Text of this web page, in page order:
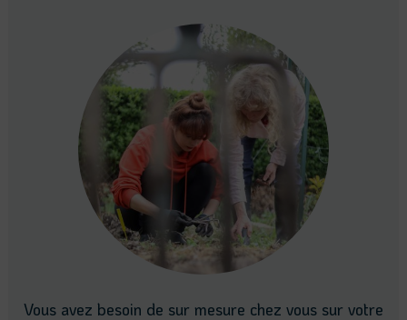
Vous avez besoin de sur mesure chez vous sur votre